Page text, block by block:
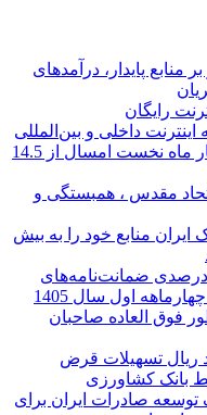
منابع پایدار، درآمدهای
رایگان
داخلی و بین‌المللی
حق بیمه تولیدی بیمه ملت در چهار ماه نخست امسال از 14.5
اتحاد مقدس ، همبستگی و
ایران منابع خود را به بیش
افزایش ۷۰ درصدی منابع و ۱۳۲ درصدی ضمانت‌نامه‌های
اول سال 1405
فوق العاده صاحبان
هزار میلیارد ریال تسهیلات قرض
بانک کشاورزی
بانک توسعه صادرات ایران برای